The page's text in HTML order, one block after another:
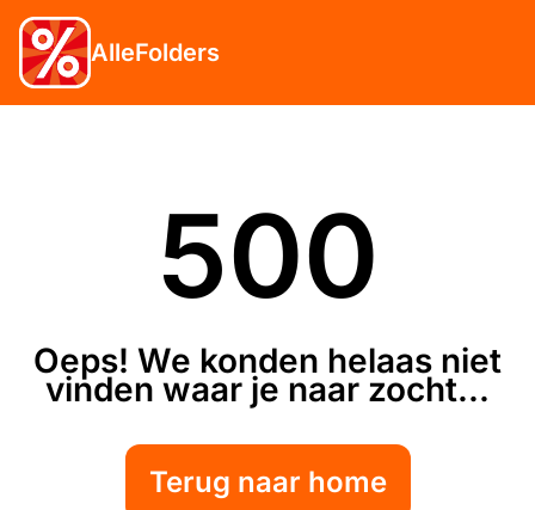
AlleFolders
500
Oeps! We konden helaas niet
vinden waar je naar zocht...
Terug naar home